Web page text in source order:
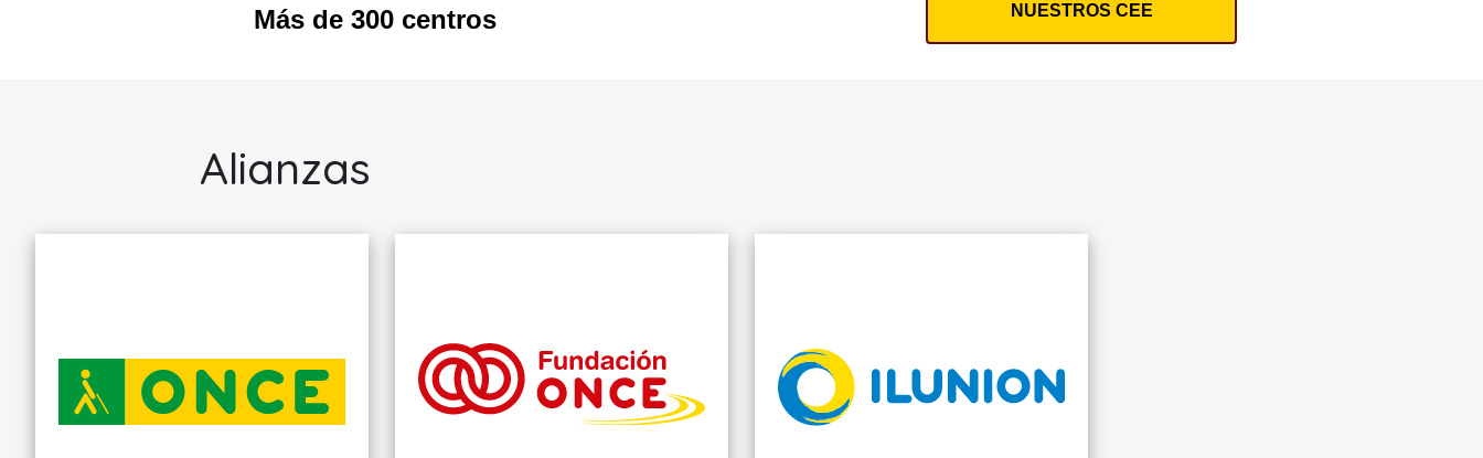
ASOCIACION
SERVICIOS DE
ASOCIACION
SERVICIOS DE
Más de 300 centros NUESTROS CEE
Alianzas